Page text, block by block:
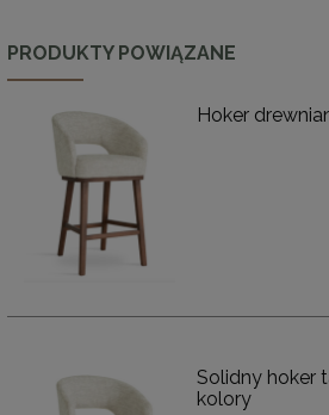
Panele ścienne tapicerowane 40 x 30
cm + kolory
48,00 zł
DO KOSZYKA
PRODUKTY POWIĄZANE
Hoker
Solidny hoker
kolory